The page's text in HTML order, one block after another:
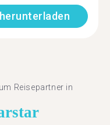
Reisepartner in
star